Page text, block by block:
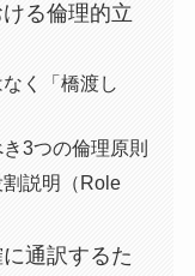
る倫理的立
く「橋渡し
3つの倫理原則
説明（Role
通訳するた